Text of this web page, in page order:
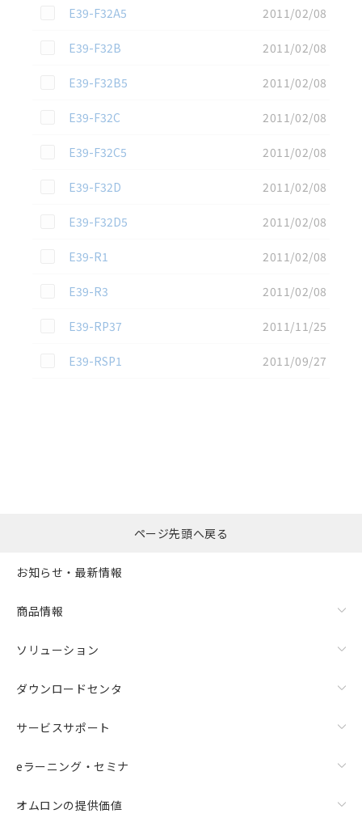
この資料を選択
E39-F32A5
2011/02/08
この資料を選択
E39-F32B
2011/02/08
この資料を選択
E39-F32B5
2011/02/08
この資料を選択
E39-F32C
2011/02/08
この資料を選択
E39-F32C5
2011/02/08
この資料を選択
E39-F32D
2011/02/08
この資料を選択
E39-F32D5
2011/02/08
この資料を選択
E39-R1
2011/02/08
この資料を選択
E39-R3
2011/02/08
この資料を選択
E39-RP37
2011/11/25
この資料を選択
E39-RSP1 2011/09/27
括ダウンロード
ページ先頭へ戻る
お知らせ・最新情報
商品情報
ソリューション
ダウンロードセンタ
サービスサポート
eラーニング・セミナ
オムロンの提供価値